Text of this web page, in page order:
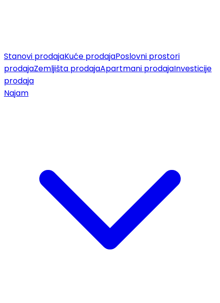
Stanovi prodajaKuće prodajaPoslovni prostori
prodajaZemljišta prodajaApartmani prodajaInvesticije
prodaja
Najam